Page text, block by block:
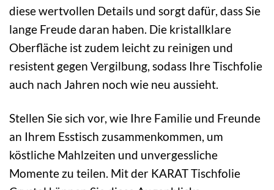
diese wertvollen Details und sorgt dafür, dass Sie
lange Freude daran haben. Die kristallklare
Oberfläche ist zudem leicht zu reinigen und
resistent gegen Vergilbung, sodass Ihre Tischfolie
auch nach Jahren noch wie neu aussieht.
Stellen Sie sich vor, wie Ihre Familie und Freunde
an Ihrem Esstisch zusammenkommen, um
köstliche Mahlzeiten und unvergessliche
Momente zu teilen. Mit der KARAT Tischfolie